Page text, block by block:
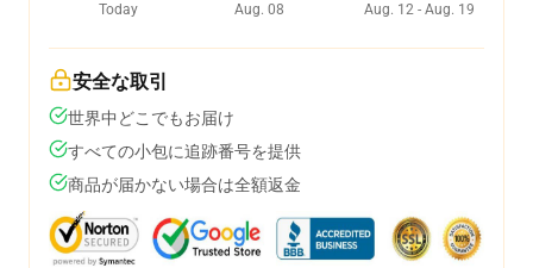
Today
Aug. 08
Aug. 12 - Aug. 19
安全な取引
世界中どこでもお届け
すべての小包に追跡番号を提供
商品が届かない場合は全額返金